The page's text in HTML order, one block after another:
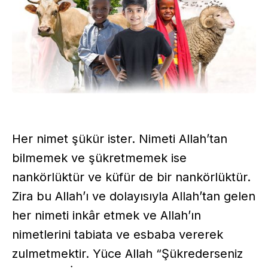
Her nimet şükür ister. Nimeti Allah’tan
bilmemek ve şükretmemek ise
nankörlüktür ve küfür de bir nankörlüktür.
Zira bu Allah’ı ve dolayısıyla Allah’tan gelen
her nimeti inkâr etmek ve Allah’ın
nimetlerini tabiata ve esbaba vererek
zulmetmektir. Yüce Allah “Şükrederseniz